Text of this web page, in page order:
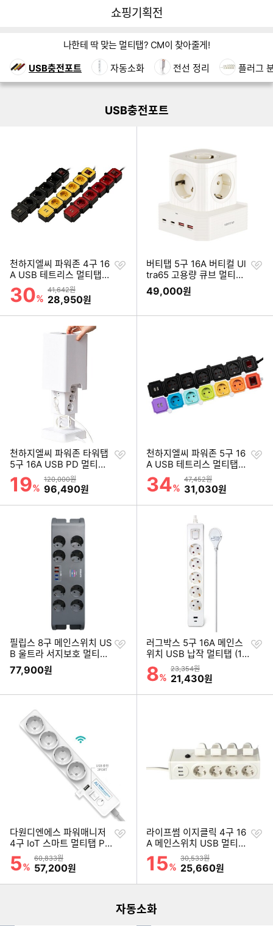
다나와
쇼핑기획전
나한테 딱 맞는 멀티탭? CM이 찾아줄게!
USB충전포트 자동소화 전선 정리 플러그
USB충전포트
천하지엘씨 파워존 4구 16
A USB 테트리스 멀티탭
(3m)
할인률
30%
상품금액
41,642원
할인금액
28,950원
찜
버티탭 5구 16A 버티컬 Ul
tra65 고용량 큐브 멀티탭
(2m)
49,000원
찜
천하지엘씨 파워존 타워탭
5구 16A USB PD 멀티탭
(2m)
할인률
19%
상품금액
120,000원
할인금액
96,490원
찜
천하지엘씨 파워존 5구 16
A USB 테트리스 멀티탭
(1.5m)
할인률
34%
상품금액
47,452원
할인금액
31,030원
찜
필립스 8구 메인스위치 US
B 울트라 서지보호 멀티탭
(2m)
77,900원
찜
러그박스 5구 16A 메인스
위치 USB 납작 멀티탭 (1.
5m)
할인률
8%
상품금액
23,354원
할인금액
21,430원
찜
다원디엔에스 파워매니저
4구 IoT 스마트 멀티탭 P
M-M130-WE (2m)
할인률
5%
상품금액
60,833원
할인금액
57,200원
찜
라이프썸 이지클릭 4구 16
A 메인스위치 USB 멀티탭
(3m)
할인률
15%
상품금액
30,533원
할인금액
25,660원
찜
자동소화